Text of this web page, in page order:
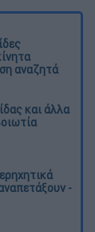
αναζητά
και άλλα
-